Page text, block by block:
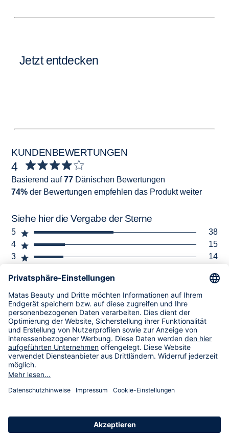
Jetzt entdecken
KUNDENBEWERTUNGEN
4
Basierend auf77 Dänischen Bewertungen
74% der Bewertungen empfehlen das Produkt weiter
Siehe hier die Vergabe der Sterne
5
38
4
15
3
14
1
6
Infos
Striber